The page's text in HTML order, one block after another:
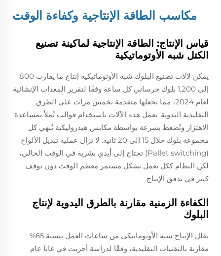
مكاسب الطاقة الإنتاجية وكفاءة الوقت
قياس الإنتاج: الطاقة الإنتاجية لماكينة تصنيع
الكتل شبه الأوتوماتيكية
يمكن لآلات تصنيع البلوك شبه الأوتوماتيكية إنتاج ما يقارب 800
إلى 1,200 بلوك خرساني كل ساعة وفقًا لتقرير المعدات الإنشائية
لعام 2024، مما يجعلها متقدمة بخمس مرات على الطرق
التقليدية اليدوية. تعمل هذه الآلات باستخدام قوالب تُملأ بمساعدة
الاهتزاز وتُضغط بسرعة بواسطة مكابس هيدروليكية تُنهي كل
مجموعة بلوك خلال 15 إلى 20 ثانية. لا تزال عملية تبديل الألواح
(Pallet switching) تحتاج إلى أيدي بشرية في الوقت الحالي،
لكن النظام ككل يعمل بشكل مستمر معظم الوقت دون توقف
كبير في تدفق الإنتاج.
الكفاءة الزمنية مقارنة بالطرق اليدوية لإنتاج
البلوك
يقلل الإنتاج شبه الأوتوماتيكي من ساعات العمل بنسبة 65%
مقارنة بالتقنيات التقليدية، وفقًا لدراسة أجريت في غانا عام